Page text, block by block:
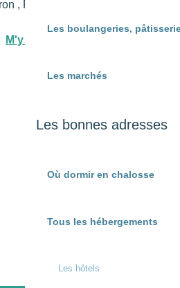
Les boulangeries,
Les marchés
Les bonnes adresses
Où dormir en chalosse
Tous les hébergements
Les hôtels
, France , 40250, 40250
M'y rendre